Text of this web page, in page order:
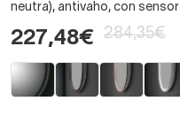
neutra), antivaho, con
227,48€ 284,35€